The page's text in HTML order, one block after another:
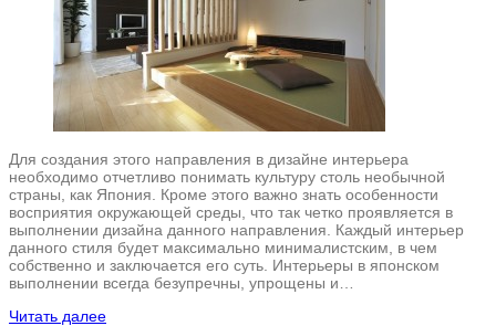
Для создания этого направления в дизайне интерьера
необходимо отчетливо понимать культуру столь необычной
страны, как Япония. Кроме этого важно знать особенности
восприятия окружающей среды, что так четко проявляется в
выполнении дизайна данного направления. Каждый интерьер
данного стиля будет максимально минималистским, в чем
собственно и заключается его суть. Интерьеры в японском
выполнении всегда безупречны, упрощены и…
Читать далее